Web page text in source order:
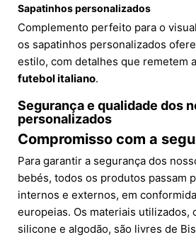
Sapatinhos personalizados
Complemento perfeito para o
os sapatinhos personalizados
estilo, com detalhes que remetem
futebol italiano.
Segurança e qualidade dos
personalizados
Compromisso com a
Para garantir a segurança dos
bebés, todos os produtos passam
internos e externos, em
europeias. Os materiais utilizados,
silicone e algodão, são livres de